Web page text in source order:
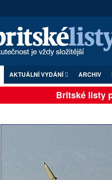
AKTUÁLNÍ VYDÁNÍ ARCHIV
Britské listy